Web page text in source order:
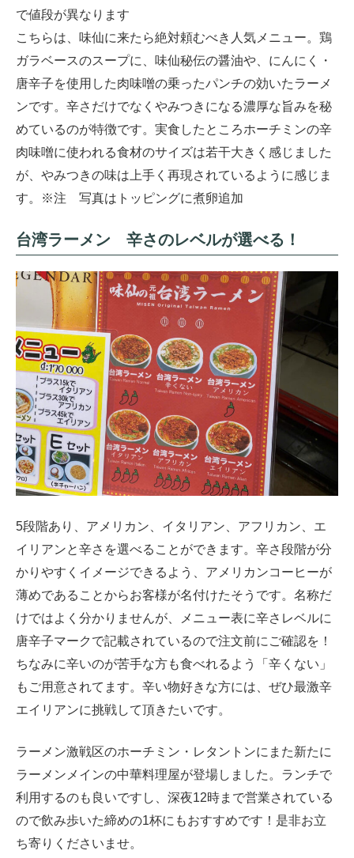
で値段が異なります
こちらは、味仙に来たら絶対頼むべき人気メニュー。鶏
ガラベースのスープに、味仙秘伝の醤油や、にんにく・
唐辛子を使用した肉味噌の乗ったパンチの効いたラーメ
ンです。辛さだけでなくやみつきになる濃厚な旨みを秘
めているのが特徴です。実食したところホーチミンの辛
肉味噌に使われる食材のサイズは若干大きく感じました
が、やみつきの味は上手く再現されているように感じま
す。※注 写真はトッピングに煮卵追加
台湾ラーメン 辛さのレベルが選べる！
5段階あり、アメリカン、イタリアン、アフリカン、エ
イリアンと辛さを選べることができます。辛さ段階が分
かりやすくイメージできるよう、アメリカンコーヒーが
薄めであることからお客様が名付けたそうです。名称だ
けではよく分かりませんが、メニュー表に辛さレベルに
唐辛子マークで記載されているので注文前にご確認を！
ちなみに辛いのが苦手な方も食べれるよう「辛くない」
もご用意されてます。辛い物好きな方には、ぜひ最激辛
エイリアンに挑戦して頂きたいです。
ラーメン激戦区のホーチミン・レタントンにまた新たに
ラーメンメインの中華料理屋が登場しました。ランチで
利用するのも良いですし、深夜12時まで営業されている
ので飲み歩いた締めの1杯にもおすすめです！是非お立
ち寄りくださいませ。